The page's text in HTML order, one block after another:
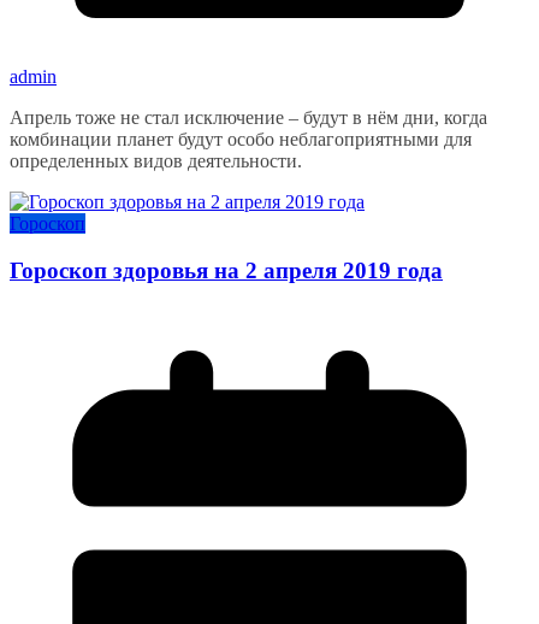
admin
Апрель тоже не стал исключение – будут в нём дни, когда
комбинации планет будут особо неблагоприятными для
определенных видов деятельности.
Гороскоп
Гороскоп здоровья на 2 апреля 2019 года